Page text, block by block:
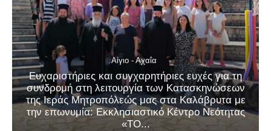
Αίγιο - Αχαΐα
Ευχαριστήριες και συγχαρητήριες ευχές για τη
συνδρομή στη λειτουργία των Κατασκηνώσεων
της Ιεράς Μητροπόλεώς μας στα Καλάβρυτα με
την επωνυμία: Εκκλησιαστικό Κέντρο Νεότητας
«ΤΟ...